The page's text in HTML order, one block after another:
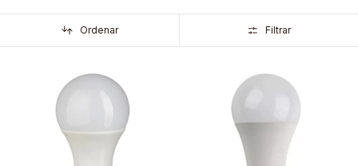
Ordenar Filtrar